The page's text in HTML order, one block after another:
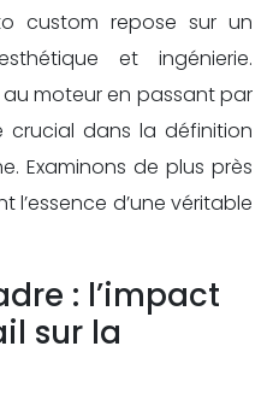
custom repose sur un
et ingénierie.
moteur en passant par
crucial dans la définition
Examinons de plus près
d’une véritable
: l’impact
sur la